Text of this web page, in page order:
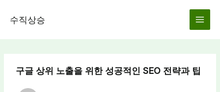
수직상승
구글 상위 노출을 위한 성공적인 SEO 전략과 팁